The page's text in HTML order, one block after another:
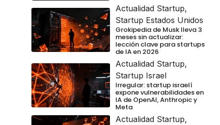
Actualidad Startup,
Startup Estados Unidos
Grokipedia de Musk lleva 3
meses sin actualizar:
lección clave para startups
de IA en 2026
Actualidad Startup,
Startup Israel
Irregular: startup israelí
expone vulnerabilidades en
IA de OpenAI, Anthropic y
Meta
Actualidad Startup,